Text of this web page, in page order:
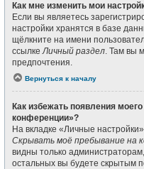
Как мне изменить мои
Если вы являетесь
настройки хранятся в базе
щёлкните на имени
ссылкеЛичный раздел. Там вы
предпочтения.
Вернуться к началу
Как избежать появления
конференции»?
На вкладке «Личные
Скрывать моё пребывание на
видны только
остальных вы будете скрытым